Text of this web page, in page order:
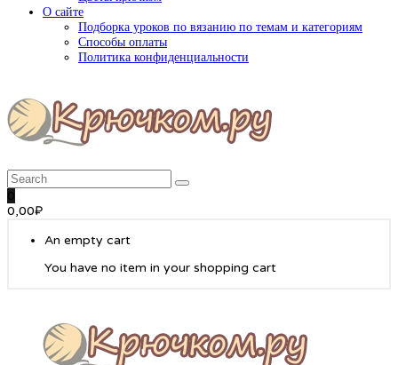
О сайте
Подборка уроков по вязанию по темам и категориям
Способы оплаты
Политика конфиденциальности
0
0,00₽
An empty cart
You have no item in your shopping cart